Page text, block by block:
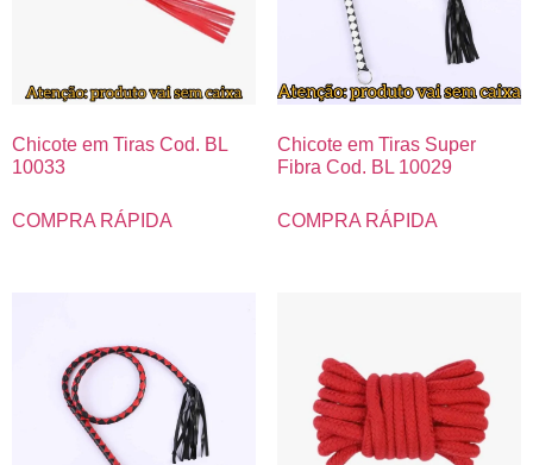
Chicote em Tiras Cod. BL
10033
COMPRA RÁPIDA
Chicote em Tiras Super
Fibra Cod. BL 10029
COMPRA RÁPIDA